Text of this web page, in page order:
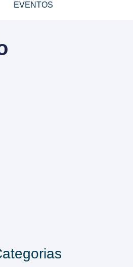
EVENTOS